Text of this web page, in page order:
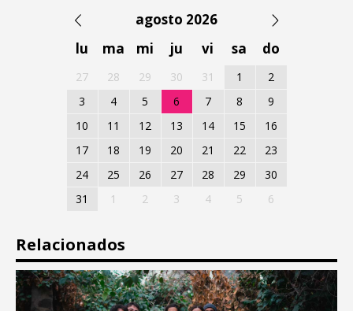
agosto 2026
lu
ma mi ju vi sa do
27 28 29 30 31 1
2
3
4 5 6 7 8
9
10
11 12 13 14 15
16
17
18 19 20 21 22
23
24
25 26 27 28 29
30
31
1 2 3 4 5 6
Relacionados